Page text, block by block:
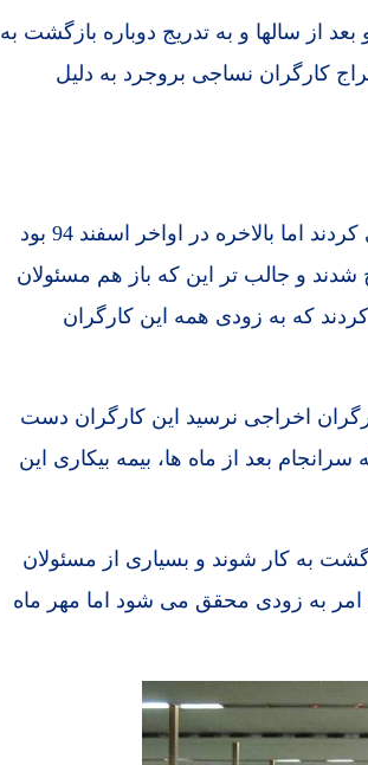
اخراج شدند و بعد از سالها و به تدریج دوباره بازگشت به
مبنی بر اخراج کارگران نساجی بروجرد به دلیل
گرچه از ابتدا بسیاری از مسئولین این اخبار را تکذیب می کردند اما بالاخره در اواخر اسفند 94 بود
شدند و جالب تر این که باز هم مسئولان
که به زودی همه این کارگران
اخراجی نرسید این کارگران دست
بعد از ماه ها، بیمه بیکاری این
ابتدا قرار بود که کارگران برای مهر سال 95 بازگشت به کار شوند و بسیاری از مسئولان
امر به زودی محقق می شود اما مهر ماه